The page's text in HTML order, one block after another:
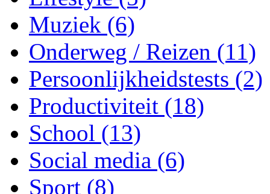
Muziek (6)
Onderweg / Reizen (11)
Persoonlijkheidstests (2)
Productiviteit (18)
School (13)
Social media (6)
Sport (8)